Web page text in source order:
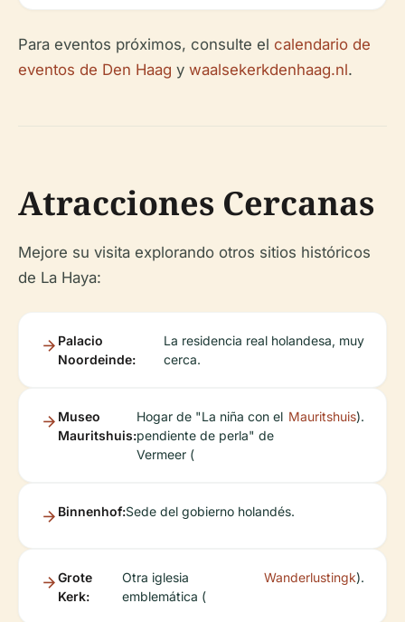
Para eventos próximos, consulte el calendario de
eventos de Den Haag y waalsekerkdenhaag.nl.
Atracciones Cercanas
Mejore su visita explorando otros sitios históricos
de La Haya:
Palacio
Noordeinde:
La residencia real holandesa, muy
cerca.
Museo
Mauritshuis:
Hogar de "La niña con el
pendiente de perla" de
Vermeer (
Mauritshuis).
Binnenhof:Sede del gobierno holandés.
Grote
Kerk:
Otra iglesia
emblemática (
Wanderlustingk).